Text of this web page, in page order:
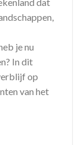
je nu
In dit
op
van het